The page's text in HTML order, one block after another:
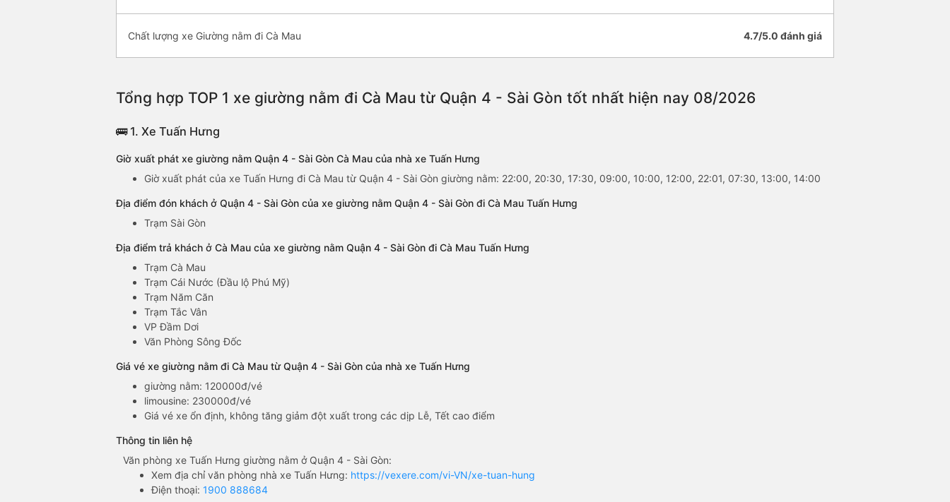
Chất lượng xe Giường nằm đi Cà Mau 4.7/5.0 đánh giá
Tổng hợp TOP 1 xe giường nằm đi Cà Mau từ Quận 4 - Sài Gòn tốt nhất hiện nay 08/2026
🚌 1. Xe Tuấn Hưng
Giờ xuất phát xe giường nằm Quận 4 - Sài Gòn Cà Mau của nhà xe Tuấn Hưng
Giờ xuất phát của xe Tuấn Hưng đi Cà Mau từ Quận 4 - Sài Gòn giường nằm: 22:00, 20:30, 17:30, 09:00, 10:00, 12:00, 22:01, 07:30, 13:00, 14:00
Địa điểm đón khách ở Quận 4 - Sài Gòn của xe giường nằm Quận 4 - Sài Gòn đi Cà Mau Tuấn Hưng
Trạm Sài Gòn
Địa điểm trả khách ở Cà Mau của xe giường nằm Quận 4 - Sài Gòn đi Cà Mau Tuấn Hưng
Trạm Cà Mau
Trạm Cái Nước (Đầu lộ Phú Mỹ)
Trạm Năm Căn
Trạm Tắc Vân
VP Đầm Dơi
Văn Phòng Sông Đốc
Giá vé xe giường nằm đi Cà Mau từ Quận 4 - Sài Gòn của nhà xe Tuấn Hưng
giường nằm: 120000đ/vé
limousine: 230000đ/vé
Giá vé xe ổn định, không tăng giảm đột xuất trong các dịp Lễ, Tết cao điểm
Thông tin liên hệ
Văn phòng xe Tuấn Hưng giường nằm ở Quận 4 - Sài Gòn:
Xem địa chỉ văn phòng nhà xe Tuấn Hưng: https://vexere.com/vi-VN/xe-tuan-hung
Điện thoại: 1900 888684